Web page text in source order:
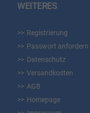
WEITERES
Registrierung
Passwort anfordern
Datenschutz
Versandkosten
AGB
Homepage